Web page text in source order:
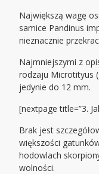
Największą wagę
samice Pandinus
nieznacznie
Najmniejszymi z
rodzaju Microtityus
jedynie do 12 mm.
[nextpage title=”3.
Brak jest
większości
hodowlach
wolności.